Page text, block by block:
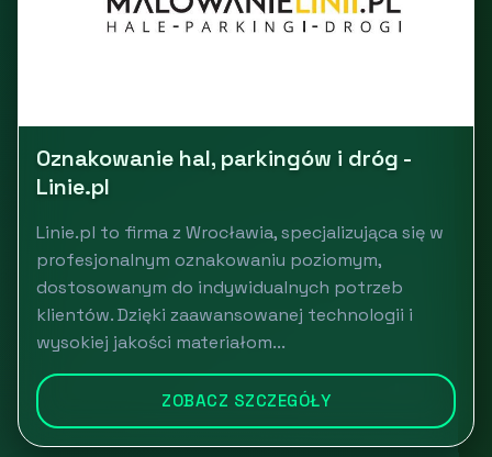
Oznakowanie hal, parkingów i dróg -
Linie.pl
Linie.pl to firma z Wrocławia, specjalizująca się w
profesjonalnym oznakowaniu poziomym,
dostosowanym do indywidualnych potrzeb
klientów. Dzięki zaawansowanej technologii i
wysokiej jakości materiałom...
ZOBACZ SZCZEGÓŁY